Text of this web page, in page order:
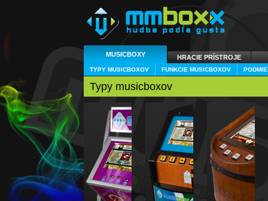
MUSICBOXY HRACIE PRÍSTROJE
TYPY MUSICBOXOV FUNKCIE MUSICBOXOV
Typy musicboxov